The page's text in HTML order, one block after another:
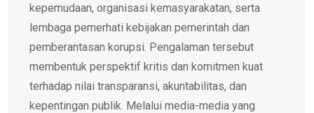
kepemudaan, organisasi kemasyarakatan, serta
lembaga pemerhati kebijakan pemerintah dan
pemberantasan korupsi. Pengalaman tersebut
membentuk perspektif kritis dan komitmen kuat
terhadap nilai transparansi, akuntabilitas, dan
kepentingan publik. Melalui media-media yang